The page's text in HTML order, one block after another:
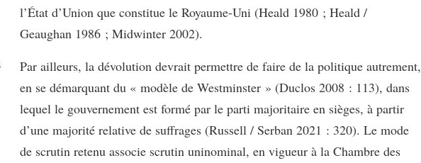
l’État d’Union que constitue le Royaume-Uni (Heald 1980 ; Heald /
Geaughan 1986 ; Midwinter 2002).
Par ailleurs, la dévolution devrait permettre de faire de la politique autrement,
en se démarquant du « modèle de Westminster » (Duclos 2008 : 113), dans
lequel le gouvernement est formé par le parti majoritaire en sièges, à partir
d’une majorité relative de suffrages (Russell / Serban 2021 : 320). Le mode
de scrutin retenu associe scrutin uninominal, en vigueur à la Chambre des